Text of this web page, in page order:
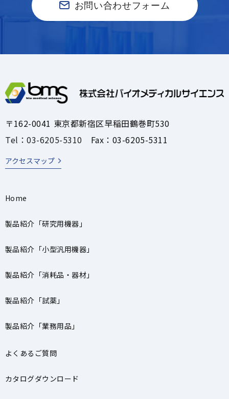
お問い合わせフォーム
〒162-0041 東京都新宿区早稲田鶴巻町530
Tel：03-6205-5310 Fax：03-6205-5311
アクセスマップ
Home
製品紹介「研究用機器」
製品紹介「小型汎用機器」
製品紹介「消耗品・器材」
製品紹介「試薬」
製品紹介「業務用品」
よくあるご質問
カタログダウンロード